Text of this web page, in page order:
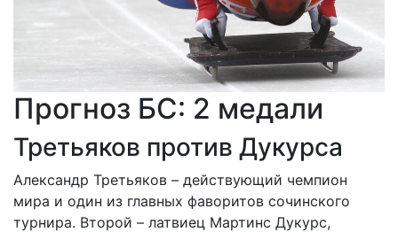
Прогноз БС: 2 медали
Третьяков против Дукурса
Александр Третьяков – действующий чемпион
мира и один из главных фаворитов сочинского
турнира. Второй – латвиец Мартинс Дукурс,